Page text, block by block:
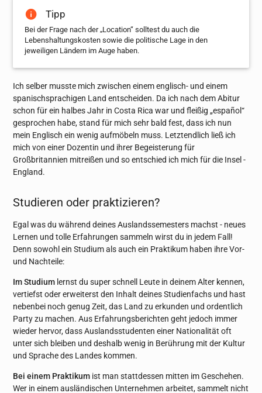
Tipp
Bei der Frage nach der „Location“ solltest du auch die
Lebenshaltungskosten sowie die politische Lage in den
jeweiligen Ländern im Auge haben.
Ich selber musste mich zwischen einem englisch- und einem
spanischsprachigen Land entscheiden. Da ich nach dem Abitur
schon für ein halbes Jahr in Costa Rica war und fleißig „español“
gesprochen habe, stand für mich sehr bald fest, dass ich nun
mein Englisch ein wenig aufmöbeln muss. Letztendlich ließ ich
mich von einer Dozentin und ihrer Begeisterung für
Großbritannien mitreißen und so entschied ich mich für die Insel -
England.
Studieren oder praktizieren?
Egal was du während deines Auslandssemesters machst - neues
Lernen und tolle Erfahrungen sammeln wirst du in jedem Fall!
Denn sowohl ein Studium als auch ein Praktikum haben ihre Vor-
und Nachteile:
Im Studium lernst du super schnell Leute in deinem Alter kennen,
vertiefst oder erweiterst den Inhalt deines Studienfachs und hast
nebenbei noch genug Zeit, das Land zu erkunden und ordentlich
Party zu machen. Aus Erfahrungsberichten geht jedoch immer
wieder hervor, dass Auslandsstudenten einer Nationalität oft
unter sich bleiben und deshalb wenig in Berührung mit der Kultur
und Sprache des Landes kommen.
Bei einem Praktikum ist man stattdessen mitten im Geschehen.
Wer in einem ausländischen Unternehmen arbeitet, sammelt nicht